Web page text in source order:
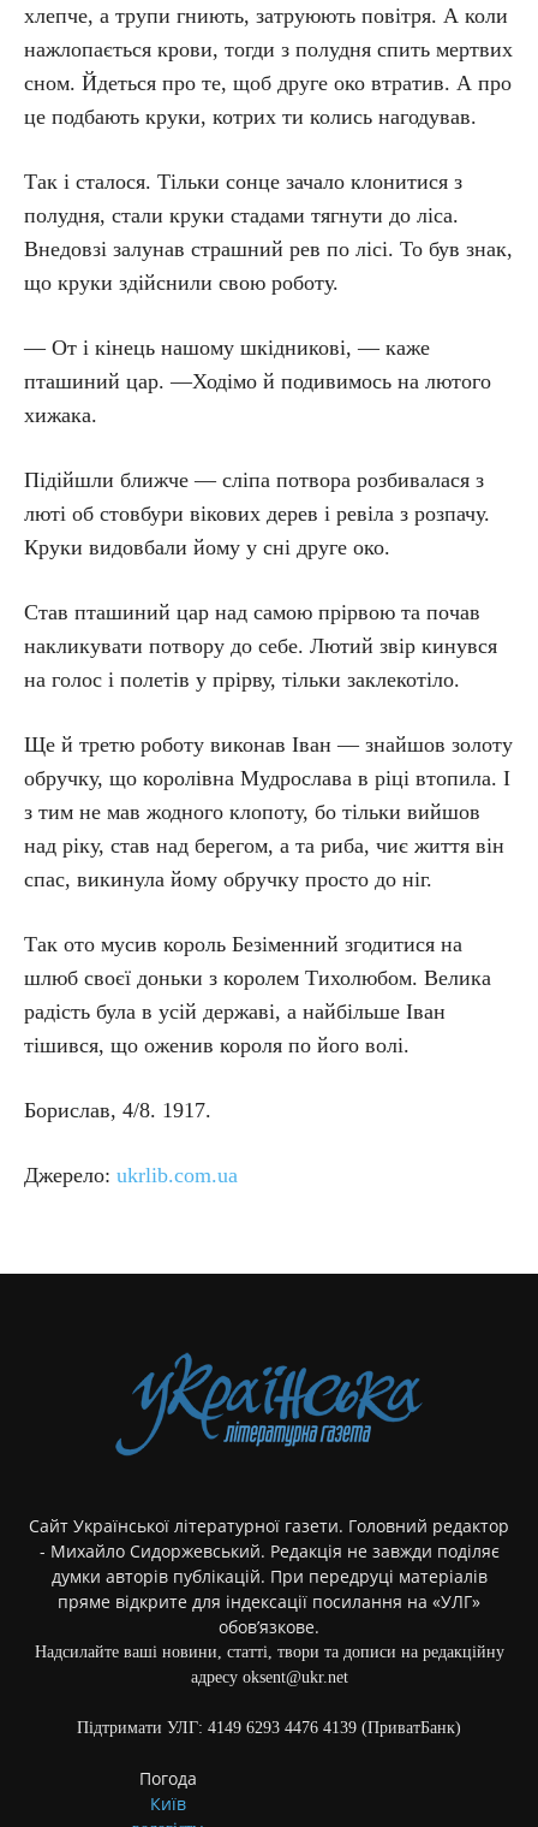
хлепче, а трупи гниють, затруюють повітря. А коли
нажлопається крови, тогди з полудня спить мертвих
сном. Йдеться про те, щоб друге око втратив. А про
це подбають круки, котрих ти колись нагодував.
Так і сталося. Тільки сонце зачало клонитися з
полудня, стали круки стадами тягнути до ліса.
Внедовзі залунав страшний рев по лісі. То був знак,
що круки здійснили свою роботу.
— От і кінець нашому шкідникові, — каже
пташиний цар. —Ходімо й подивимось на лютого
хижака.
Підійшли ближче — сліпа потвора розбивалася з
люті об стовбури вікових дерев і ревіла з розпачу.
Круки видовбали йому у сні друге око.
Став пташиний цар над самою прірвою та почав
накликувати потвору до себе. Лютий звір кинувся
на голос і полетів у прірву, тільки заклекотіло.
Ще й третю роботу виконав Іван — знайшов золоту
обручку, що королівна Мудрослава в ріці втопила. І
з тим не мав жодного клопоту, бо тільки вийшов
над ріку, став над берегом, а та риба, чиє життя він
спас, викинула йому обручку просто до ніг.
Так ото мусив король Безіменний згодитися на
шлюб своєї доньки з королем Тихолюбом. Велика
радість була в усій державі, а найбільше Іван
тішився, що оженив короля по його волі.
Борислав, 4/8. 1917.
Джерело: ukrlib.com.ua
Сайт Української літературної газети. Головний редактор
- Михайло Сидоржевський. Редакція не завжди поділяє
думки авторів публікацій. При передруці матеріалів
пряме відкрите для індексації посилання на «УЛГ»
обов’язкове.
Надсилайте ваші новини, статті, твори та дописи на редакційну
адресу oksent@ukr.net
Підтримати УЛГ: 4149 6293 4476 4139 (ПриватБанк)
Погода
Київ